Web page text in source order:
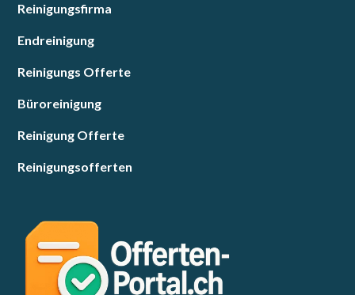
Reinigungsfirma
Endreinigung
Reinigungs Offerte
Büroreinigung
Reinigung Offerte
Reinigungsofferten